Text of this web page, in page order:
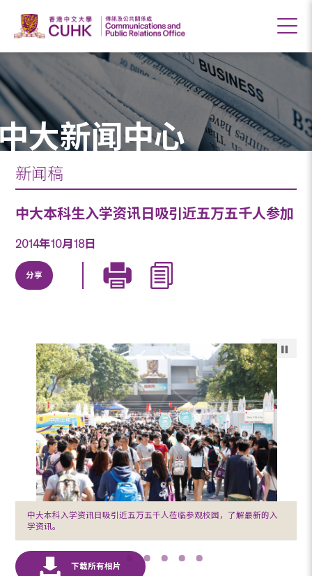
大新闻中心
新闻稿
中大本科生入学资讯日吸引近五万五千人参加
2014年10月18日
分享
中大本科入学资讯日吸引近五万五千人莅临参观校园，了解最新的入
学资讯。